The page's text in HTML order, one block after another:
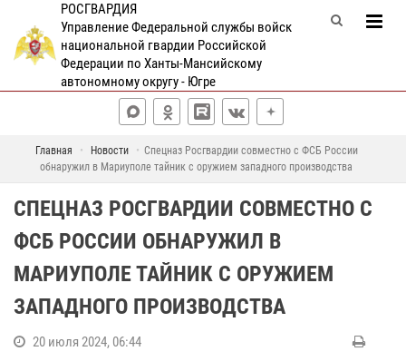
РОСГВАРДИЯ
Управление Федеральной службы войск
национальной гвардии Российской
Федерации по Ханты-Мансийскому
автономному округу - Югре
Главная Новости
Спецназ Росгвардии совместно с ФСБ России
обнаружил в Мариуполе тайник с оружием западного производства
СПЕЦНАЗ РОСГВАРДИИ СОВМЕСТНО С
ФСБ РОССИИ ОБНАРУЖИЛ В
МАРИУПОЛЕ ТАЙНИК С ОРУЖИЕМ
ЗАПАДНОГО ПРОИЗВОДСТВА
20 июля 2024, 06:44